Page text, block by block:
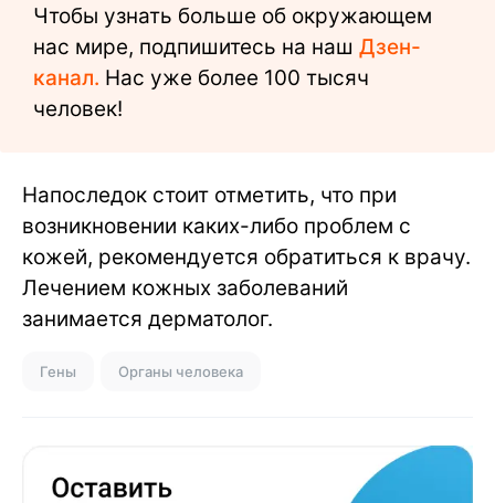
Чтобы узнать больше об окружающем
нас мире, подпишитесь на наш Дзен-
канал. Нас уже более 100 тысяч
человек!
Напоследок стоит отметить, что при
возникновении каких-либо проблем с
кожей, рекомендуется обратиться к врачу.
Лечением кожных заболеваний
занимается дерматолог.
Гены Органы человека